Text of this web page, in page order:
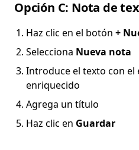
Opción C: Nota de
Haz clic en el botón +
Selecciona Nueva nota
Introduce el texto con el
enriquecido
Agrega un título
Haz clic en Guardar